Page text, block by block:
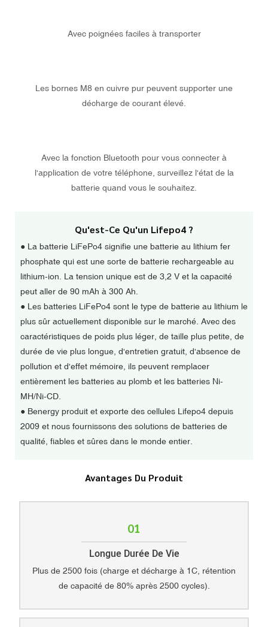
Avec poignées faciles à transporter
Les bornes M8 en cuivre pur peuvent supporter une
décharge de courant élevé.
Avec la fonction Bluetooth pour vous connecter à
l'application de votre téléphone, surveillez l'état de la
batterie quand vous le souhaitez.
Qu'est-Ce Qu'un Lifepo4 ?
● La batterie LiFePo4 signifie une batterie au lithium fer
phosphate qui est une sorte de batterie rechargeable au
lithium-ion. La tension unique est de 3,2 V et la capacité
peut aller de 90 mAh à 300 Ah.
● Les batteries LiFePo4 sont le type de batterie au lithium le
plus sûr actuellement disponible sur le marché. Avec des
caractéristiques de poids plus léger, de taille plus petite, de
durée de vie plus longue, d'entretien gratuit, d'absence de
pollution et d'effet mémoire, ils peuvent remplacer
entièrement les batteries au plomb et les batteries Ni-
MH/Ni-CD.
● Benergy produit et exporte des cellules Lifepo4 depuis
2009 et nous fournissons des solutions de batteries de
qualité, fiables et sûres dans le monde entier.
Avantages Du Produit
01
Longue Durée De Vie
Plus de 2500 fois (charge et décharge à 1C, rétention
de capacité de 80% après 2500 cycles).